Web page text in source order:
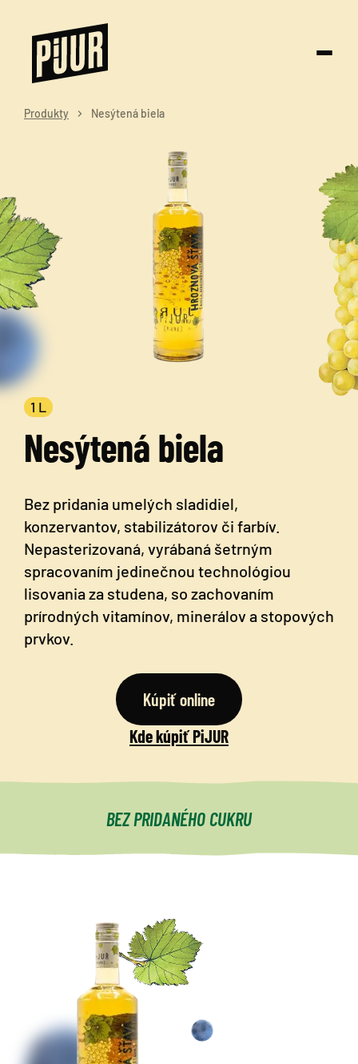
Produkty Nesýtená biela
1 L
Nesýtená biela
Bez pridania umelých sladidiel,
konzervantov, stabilizátorov či farbív.
Nepasterizovaná, vyrábaná šetrným
spracovaním jedinečnou technológiou
lisovania za studena, so zachovaním
prírodných vitamínov, minerálov a stopových
prvkov.
Kúpiť online
Kde kúpiť PiJUR
VYROBENÉ NA SLOVENSKU
BEZ PRIDANÉHO CUKRU
ZDRAVÉ ANTIOXIDANTY
PLNÝ VITAMÍNOV